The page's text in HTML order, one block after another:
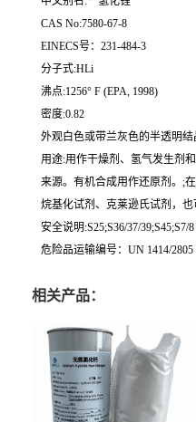
CAS No:7580-67-8
EINECS号：231-484-3
分子式:HLi
沸点:1256° F (EPA, 1998)
密度:0.82
外观白色或带兰灰色的半透明结
用途:用作干燥剂、氢气发生剂
来源。有机合成用作还原剂。;
烷基化试剂、克莱逊氏试剂，
安全说明:S25;S36/37/39;S45;S7/8
危险品运输编号：UN 1414/2805
相关产品：